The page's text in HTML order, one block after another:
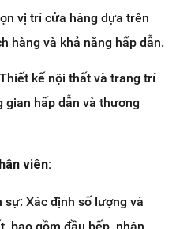
vị trí cửa hàng dựa trên
hàng và khả năng hấp dẫn.
kế nội thất và trang trí
gian hấp dẫn và thương
viên:
sự: Xác định số lượng và
bao gồm đầu bếp, nhân